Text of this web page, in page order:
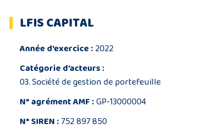
LFIS CAPITAL
Année d'exercice :2022
Catégorie d'acteurs :
03. Société de gestion de portefeuille
N° agrément AMF :GP-13000004
N° SIREN :752 897 850